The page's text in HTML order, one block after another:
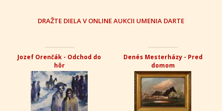
DRAŽTE DIELA V ONLINE AUKCII UMENIA DARTE
Jozef Orenčák - Odchod do
hôr
Denés Mesterházy - Pred
domom